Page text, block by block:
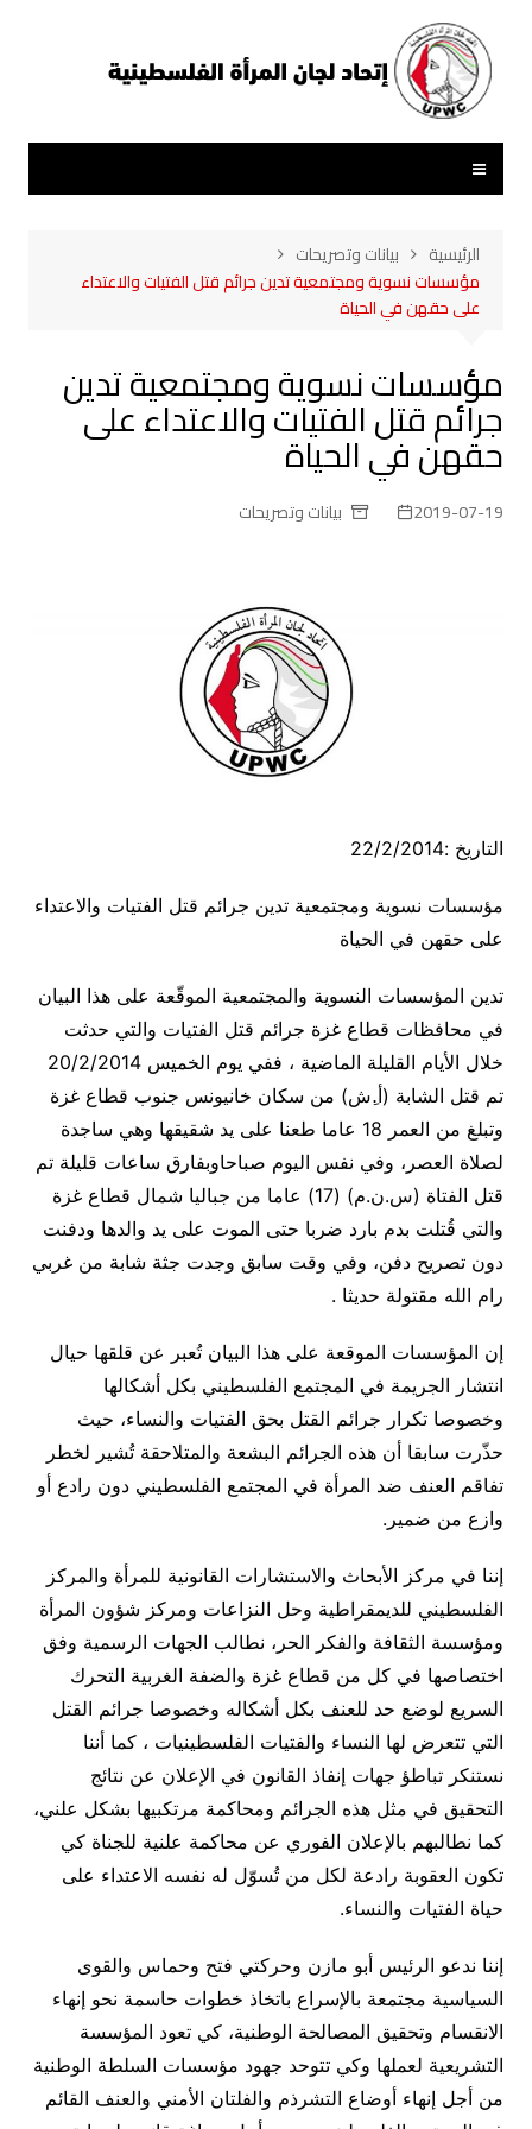
المحتوى
الرئيسية
بيانات وتصريحات
مؤسسات نسوية ومجتمعية تدين جرائم قتل الفتيات والاعتداء
على حقهن في الحياة
مؤسسات نسوية ومجتمعية تدين
جرائم قتل الفتيات والاعتداء على
حقهن في الحياة
2019-07-19 بيانات وتصريحات
التاريخ :22/2/2014
مؤسسات نسوية ومجتمعية تدين جرائم قتل الفتيات والاعتداء
على حقهن في الحياة
تدين المؤسسات النسوية والمجتمعية الموقّعة على هذا البيان
في محافظات قطاع غزة جرائم قتل الفتيات والتي حدثت
خلال الأيام القليلة الماضية ، ففي يوم الخميس 20/2/2014
تم قتل الشابة (أ.ِش) من سكان خانيونس جنوب قطاع غزة
وتبلغ من العمر 18 عاما طعنا على يد شقيقها وهي ساجدة
لصلاة العصر، وفي نفس اليوم صباحاوبفارق ساعات قليلة تم
قتل الفتاة (س.ن.م) (17) عاما من جباليا شمال قطاع غزة
والتي قُتلت بدم بارد ضربا حتى الموت على يد والدها ودفنت
دون تصريح دفن، وفي وقت سابق وجدت جثة شابة من غربي
رام الله مقتولة حديثا .
إن المؤسسات الموقعة على هذا البيان تُعبر عن قلقها حيال
انتشار الجريمة في المجتمع الفلسطيني بكل أشكالها
وخصوصا تكرار جرائم القتل بحق الفتيات والنساء، حيث
حذّرت سابقا أن هذه الجرائم البشعة والمتلاحقة تُشير لخطر
تفاقم العنف ضد المرأة في المجتمع الفلسطيني دون رادع أو
وازع من ضمير.
إننا في مركز الأبحاث والاستشارات القانونية للمرأة والمركز
الفلسطيني للديمقراطية وحل النزاعات ومركز شؤون المرأة
ومؤسسة الثقافة والفكر الحر، نطالب الجهات الرسمية وفق
اختصاصها في كل من قطاع غزة والضفة الغربية التحرك
السريع لوضع حد للعنف بكل أشكاله وخصوصا جرائم القتل
التي تتعرض لها النساء والفتيات الفلسطينيات ، كما أننا
نستنكر تباطؤ جهات إنفاذ القانون في الإعلان عن نتائج
التحقيق في مثل هذه الجرائم ومحاكمة مرتكبيها بشكل علني،
كما نطالبهم بالإعلان الفوري عن محاكمة علنية للجناة كي
تكون العقوبة رادعة لكل من تُسوّل له نفسه الاعتداء على
حياة الفتيات والنساء.
إننا ندعو الرئيس أبو مازن وحركتي فتح وحماس والقوى
السياسية مجتمعة بالإسراع باتخاذ خطوات حاسمة نحو إنهاء
الانقسام وتحقيق المصالحة الوطنية، كي تعود المؤسسة
التشريعية لعملها وكي تتوحد جهود مؤسسات السلطة الوطنية
من أجل إنهاء أوضاع التشرذم والفلتان الأمني والعنف القائم